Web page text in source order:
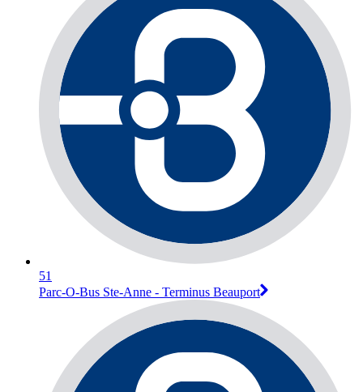
51
Parc-O-Bus Ste-Anne - Terminus Beauport